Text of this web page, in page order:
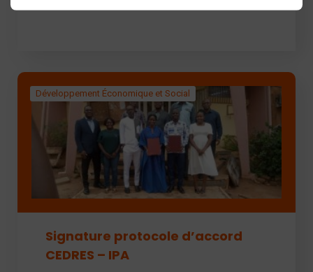
Développement Économique et Social
Signature protocole d’accord
CEDRES – IPA